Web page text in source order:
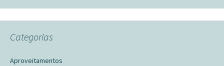
Categorias
Aproveitamentos